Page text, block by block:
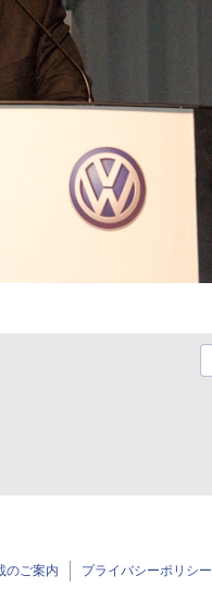
のご案内 プライバシーポリシー